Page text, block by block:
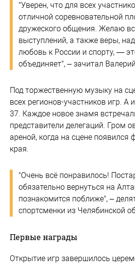
"Уверен, что для всех
отличной соревновательной
дружеского общения. Желаю
выступлений, а также веры,
любовь к России и спорту, —
объединяет", – зачитал
Под торжественную музыку на
всех регионов-участников игр. А
37. Каждое новое знамя
представители делегаций. Гром
ареной, когда на сцене появился
края.
"Очень всё понравилось!
обязательно вернуться на
познакомится поближе", –
спортсменки из Челябинской
Первые награды
Открытие игр завершилось